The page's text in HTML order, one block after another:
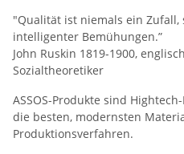
"Qualität ist niemals ein
intelligenter Bemühungen.”
John Ruskin 1819-1900,
Sozialtheoretiker
ASSOS-Produkte sind
die besten, modernsten
Produktionsverfahren.